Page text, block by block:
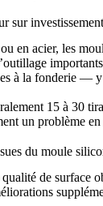
sur investissement
en acier, les
à la fonderie —
15 à 30
un problème
du moule
de surface